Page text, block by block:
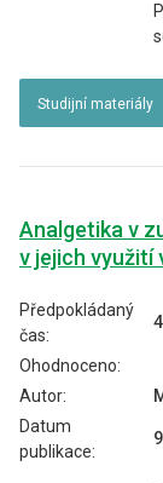
Studijní materiály
Analgetika v
v jejich využití
Předpokládaný
čas:
Ohodnoceno:
Autor:
Datum
publikace: